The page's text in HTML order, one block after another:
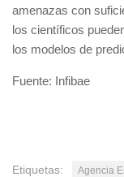
amenazas con
los científicos
los modelos de
Fuente: Infibae
Etiquetas: Agencia